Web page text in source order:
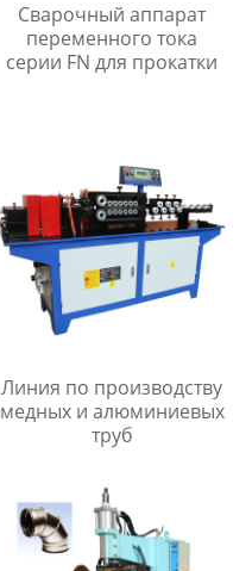
Сварочный аппарат
переменного тока
серии FN для прокатки
Линия по производству
медных и алюминиевых
труб